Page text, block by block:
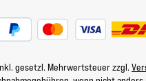
gesetzl. Mehrwertsteuer zzgl.